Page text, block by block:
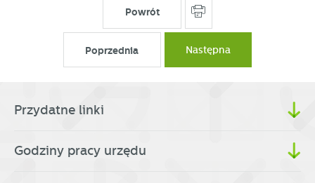
Powrót
Poprzednia Następna
Przydatne linki
Godziny pracy urzędu
Promocyjne pliki cookies służą do prezentowania Ci naszych
komunikatów na podstawie analizy Twoich upodobań oraz
internetowej. Treści promocyjne mogą pojawić się na
stronach podmiotów trzecich lub firm będących naszymi
partnerami oraz innych dostawców usług. Firmy te działają
postaci wiadomości, ofert, komunikatów mediów